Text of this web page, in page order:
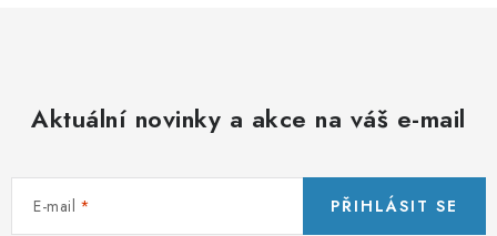
Aktuální novinky a akce na váš e-mail
E-mail PŘIHLÁSIT SE